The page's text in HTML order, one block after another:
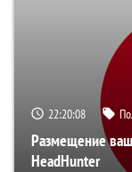
22:20:07
Размещение
HeadHunter